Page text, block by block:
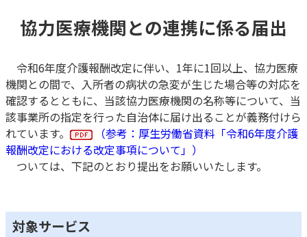
協力医療機関との連携に係る届出
令和6年度介護報酬改定に伴い、1年に1回以上、協力医療
機関との間で、入所者の病状の急変が生じた場合等の対応を
確認するとともに、当該協力医療機関の名称等について、当
該事業所の指定を行った自治体に届け出ることが義務付けら
れています。
（参考：厚生労働省資料「令和6年度介護
報酬改定における改定事項について」）
ついては、下記のとおり提出をお願いいたします。
対象サービス